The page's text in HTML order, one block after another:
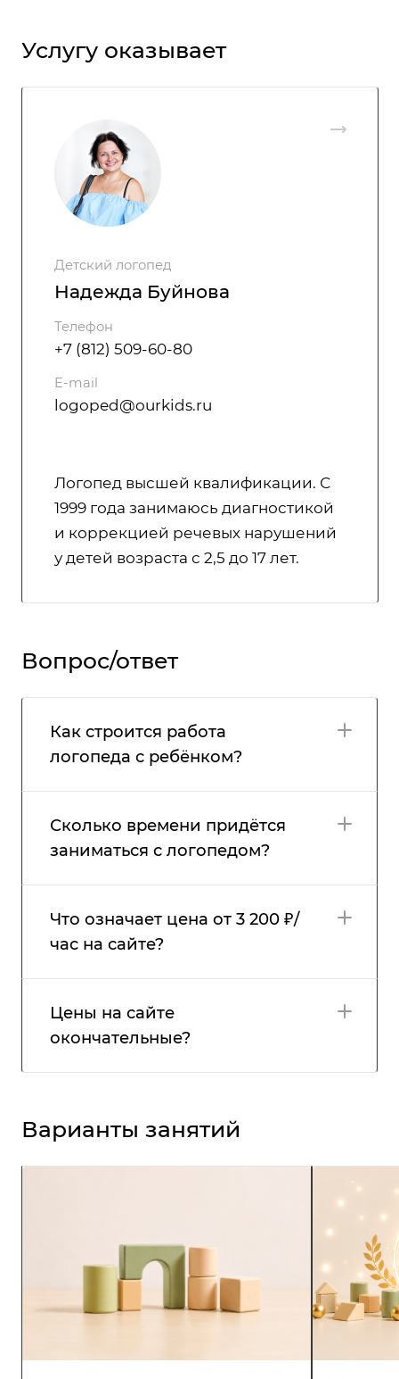
Услугу оказывает
Детский логопед
Надежда Буйнова
Телефон
+7 (812) 509-60-80
E-mail
logoped@ourkids.ru
Логопед высшей квалификации. С
1999 года занимаюсь диагностикой
и коррекцией речевых нарушений
у детей возраста с 2,5 до 17 лет.
Вопрос/ответ
Как строится работа
логопеда с ребёнком?
Сколько времени придётся
заниматься с логопедом?
Что означает цена от 3 200 ₽/
час на сайте?
Цены на сайте
окончательные?
Варианты занятий